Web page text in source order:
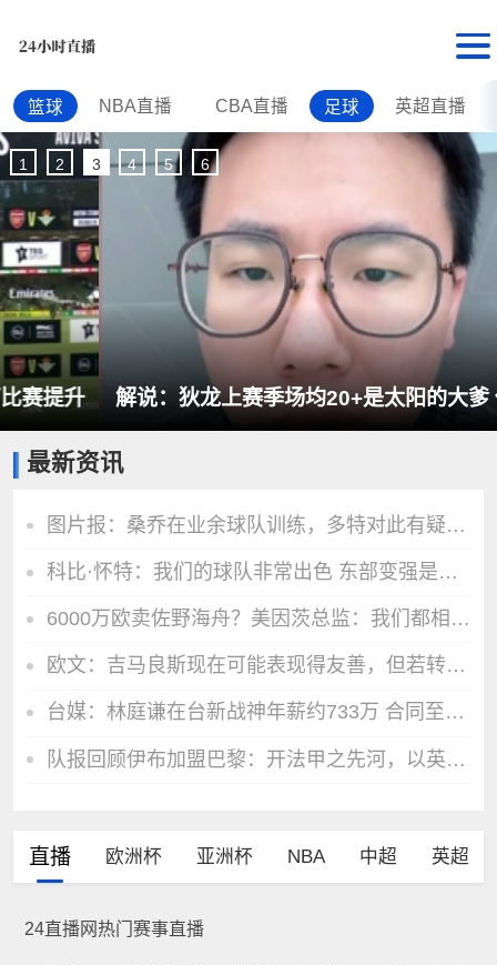
篮球 NBA直播 CBA直播 足球 英超直播
解说：狄龙上赛季场均20+是太阳的大爹 他能低价
1 2 3 4 5 6
最新资讯
图片报：桑乔在业余球队训练，多特对此有疑虑但未排除签回他
科比·怀特：我们的球队非常出色 东部变强是一个令人兴奋的挑战
6000万欧卖佐野海舟？美因茨总监：我们都相信他是一名世界级球星
欧文：吉马良斯现在可能表现得友善，但若转会一直拖着就不一定了
台媒：林庭谦在台新战神年薪约733万 合同至少3年&总价超过2096万
队报回顾伊布加盟巴黎：开法甲之先河，以英雄姿态离开
直播 欧洲杯 亚洲杯 NBA 中超 英超
24直播网热门赛事直播